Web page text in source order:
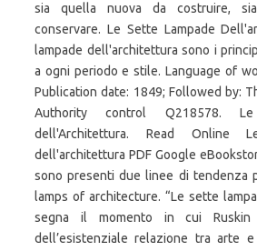
sia quella nuova da costruire,
conservare. Le Sette Lampade
lampade dell'architettura sono i
a ogni periodo e stile. Language of
Publication date: 1849; Followed by:
Authority control Q218578.
dell'Architettura. Read Online
dell'architettura PDF Google
sono presenti due linee di tendenza
lamps of architecture. “Le sette
segna il momento in cui Ruskin
dell’esistenziale relazione tra arte